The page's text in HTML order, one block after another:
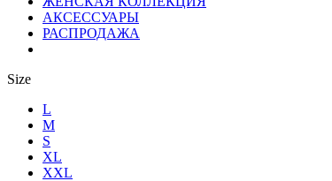
АКСЕССУАРЫ
РАСПРОДАЖА
Size
L
M
S
XL
XXL